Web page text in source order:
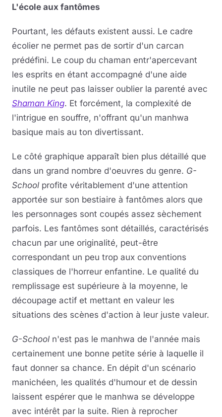
L'école aux fantômes
Pourtant, les défauts existent aussi. Le cadre
écolier ne permet pas de sortir d'un carcan
prédéfini. Le coup du chaman entr'apercevant
les esprits en étant accompagné d'une aide
inutile ne peut pas laisser oublier la parenté avec
Shaman King. Et forcément, la complexité de
l'intrigue en souffre, n'offrant qu'un manhwa
basique mais au ton divertissant.
Le côté graphique apparaît bien plus détaillé que
dans un grand nombre d'oeuvres du genre. G-
School profite véritablement d'une attention
apportée sur son bestiaire à fantômes alors que
les personnages sont coupés assez sèchement
parfois. Les fantômes sont détaillés, caractérisés
chacun par une originalité, peut-être
correspondant un peu trop aux conventions
classiques de l'horreur enfantine. Le qualité du
remplissage est supérieure à la moyenne, le
découpage actif et mettant en valeur les
situations des scènes d'action à leur juste valeur.
G-School n'est pas le manhwa de l'année mais
certainement une bonne petite série à laquelle il
faut donner sa chance. En dépit d'un scénario
manichéen, les qualités d'humour et de dessin
laissent espérer que le manhwa se développe
avec intérêt par la suite. Rien à reprocher